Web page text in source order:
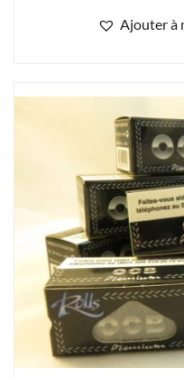
Ajouter à